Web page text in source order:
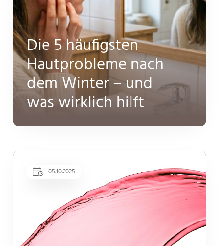
Die 5 häufigsten
Hautprobleme nach
dem Winter – und
was wirklich hilft
05.10.2025